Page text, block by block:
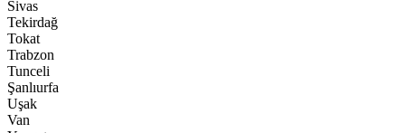
Sivas
Tekirdağ
Tokat
Trabzon
Tunceli
Şanlıurfa
Uşak
Van